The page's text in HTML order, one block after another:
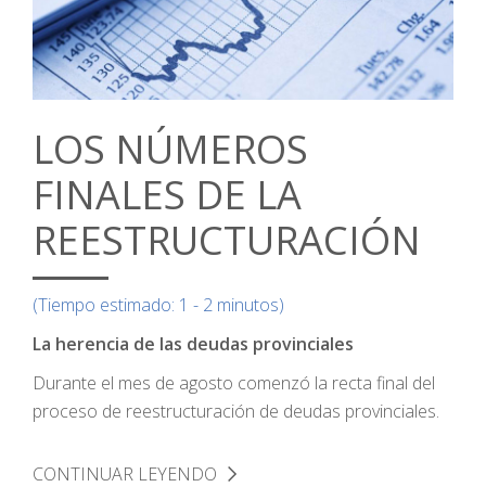
LOS NÚMEROS
FINALES DE LA
REESTRUCTURACIÓN
(Tiempo estimado: 1 - 2 minutos)
La herencia de las deudas provinciales
Durante el mes de agosto comenzó la recta final del
proceso de reestructuración de deudas provinciales.
CONTINUAR LEYENDO